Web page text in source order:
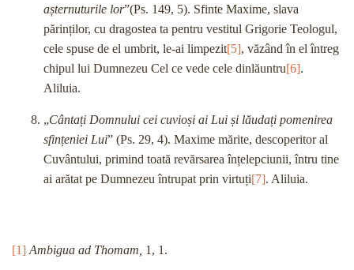
așternuturile lor”(Ps. 149, 5). Sfinte Maxime, slava
părinților, cu dragostea ta pentru vestitul Grigorie Teologul,
cele spuse de el umbrit, le-ai limpezit[5], văzând în el întreg
chipul lui Dumnezeu Cel ce vede cele dinlăuntru[6].
Aliluia.
„Cântați Domnului cei cuvioși ai Lui și lăudați pomenirea
sfințeniei Lui” (Ps. 29, 4). Maxime mărite, descoperitor al
Cuvântului, primind toată revărsarea înțelepciunii, întru tine
ai arătat pe Dumnezeu întrupat prin virtuți[7]. Aliluia.
[1] Ambigua ad Thomam, 1, 1.